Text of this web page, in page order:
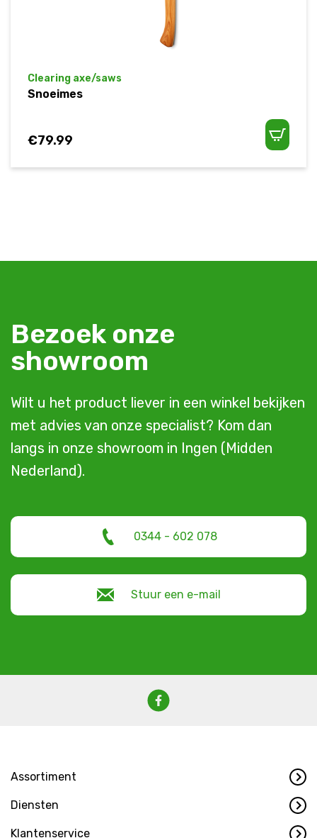
Clearing axe/saws
Snoeimes
€79.99
Bezoek onze
showroom
Wilt u het product liever in een winkel bekijken
met advies van onze specialist? Kom dan
langs in onze showroom in Ingen (Midden
Nederland).
0344 - 602 078
Stuur een e-mail
Assortiment
Diensten
Klantenservice